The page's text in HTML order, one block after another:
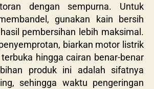
dengan sempurna. Untuk
gunakan kain bersih
pembersihan lebih maksimal.
biarkan motor listrik
hingga cairan benar-benar
produk ini adalah sifatnya
sehingga waktu pengeringan